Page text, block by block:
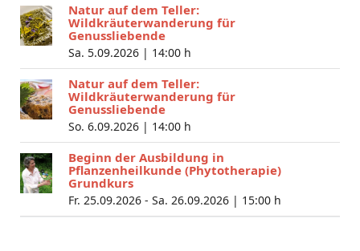
Natur auf dem Teller:
Wildkräuterwanderung für
Genussliebende
Sa. 5.09.2026 | 14:00 h
Natur auf dem Teller:
Wildkräuterwanderung für
Genussliebende
So. 6.09.2026 | 14:00 h
Beginn der Ausbildung in
Pflanzenheilkunde (Phytotherapie)
Grundkurs
Fr. 25.09.2026 - Sa. 26.09.2026 | 15:00 h